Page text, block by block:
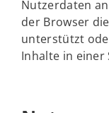
Nutzerdaten
der Browser
unterstützt
Inhalte in einer